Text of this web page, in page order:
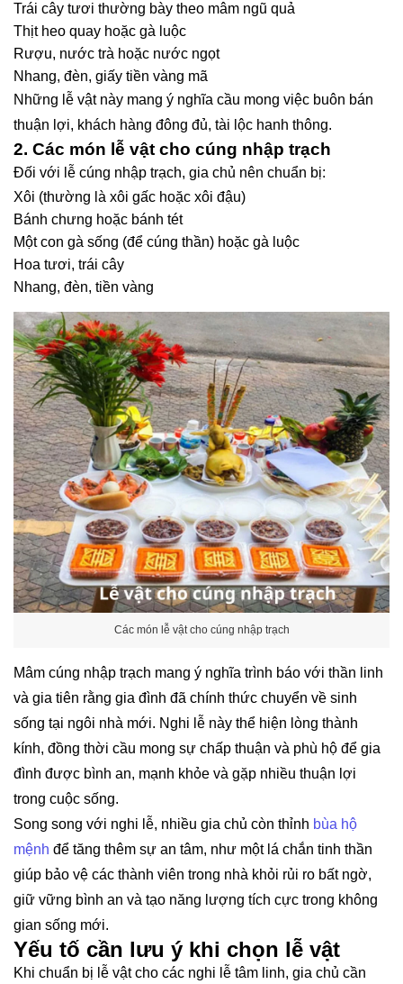
Trái cây tươi thường bày theo mâm ngũ quả
Thịt heo quay hoặc gà luộc
Rượu, nước trà hoặc nước ngọt
Nhang, đèn, giấy tiền vàng mã
Những lễ vật này mang ý nghĩa cầu mong việc buôn bán
thuận lợi, khách hàng đông đủ, tài lộc hanh thông.
2. Các món lễ vật cho cúng nhập trạch
Đối với lễ cúng nhập trạch, gia chủ nên chuẩn bị:
Xôi (thường là xôi gấc hoặc xôi đậu)
Bánh chưng hoặc bánh tét
Một con gà sống (để cúng thần) hoặc gà luộc
Hoa tươi, trái cây
Nhang, đèn, tiền vàng
Các món lễ vật cho cúng nhập trạch
Mâm cúng nhập trạch mang ý nghĩa trình báo với thần linh
và gia tiên rằng gia đình đã chính thức chuyển về sinh
sống tại ngôi nhà mới. Nghi lễ này thể hiện lòng thành
kính, đồng thời cầu mong sự chấp thuận và phù hộ để gia
đình được bình an, mạnh khỏe và gặp nhiều thuận lợi
trong cuộc sống.
Song song với nghi lễ, nhiều gia chủ còn thỉnh bùa hộ
mệnh để tăng thêm sự an tâm, như một lá chắn tinh thần
giúp bảo vệ các thành viên trong nhà khỏi rủi ro bất ngờ,
giữ vững bình an và tạo năng lượng tích cực trong không
gian sống mới.
Yếu tố cần lưu ý khi chọn lễ vật
Khi chuẩn bị lễ vật cho các nghi lễ tâm linh, gia chủ cần